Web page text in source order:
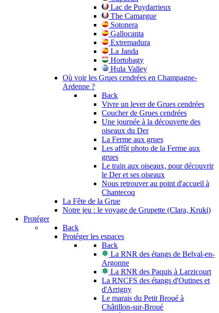
Lac de Puydarrieux
The Camargue
Sotonera
Gallocanta
Extremadura
La Janda
Hortobagy
Hula Valley
Où voir les Grues cendrées en Champagne-
Ardenne ?
Back
Vivre un lever de Grues cendrées
Coucher de Grues cendrées
Une journée à la découverte des
oiseaux du Der
La Ferme aux grues
Les affût photo de la Ferme aux
grues
Le train aux oiseaux, pour découvrir
le Der et ses oiseaux
Nous retrouver au point d'accueil à
Chantecoq
La Fête de la Grue
Notre jeu : le voyage de Grupette (Clara, Kruki)
Protéger
Back
Protéger les espaces
Back
La RNR des étangs de Belval-en-
Argonne
La RNR des Paquis à Larzicourt
La RNCFS des étangs d'Outines et
d'Arrigny
Le marais du Petit Broué à
Châtillon-sur-Broué